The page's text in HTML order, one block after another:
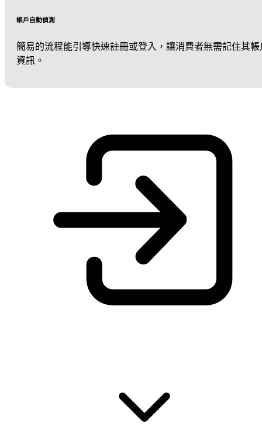
帳戶自動偵測
簡易的流程能引導快速註冊或登入，讓消費者無需記住其帳
資訊。